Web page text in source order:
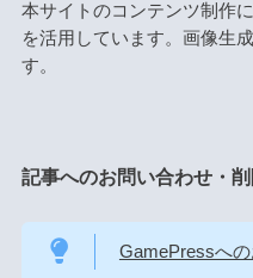
本サイトのコンテンツ制作
を活用しています。画像生
す。
記事へのお問い合わせ・
GamePressへ